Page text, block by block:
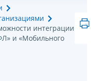
интеграции
и «Мобильного